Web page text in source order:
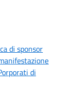
di sponsor
di